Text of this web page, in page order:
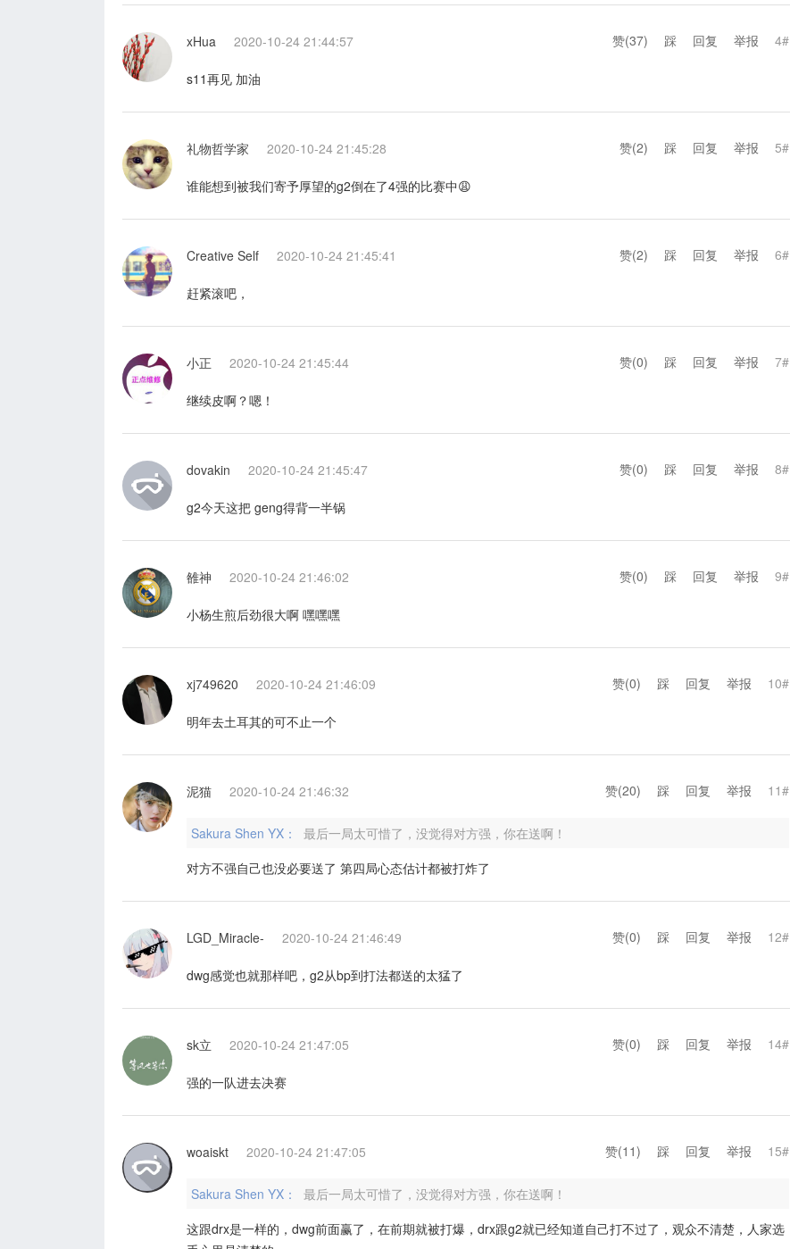
xHua 2020-10-24 21:44:57 赞(37) 踩 回复 举报 4#
s11再见 加油
礼物哲学家 2020-10-24 21:45:28 赞(2) 踩 回复 举报 5#
谁能想到被我们寄予厚望的g2倒在了4强的比赛中😩
Creative Self 2020-10-24 21:45:41 赞(2) 踩 回复 举报 6#
赶紧滚吧，
小正 2020-10-24 21:45:44 赞(0) 踩 回复 举报 7#
继续皮啊？嗯！
dovakin 2020-10-24 21:45:47 赞(0) 踩 回复 举报 8#
g2今天这把 geng得背一半锅
雒神 2020-10-24 21:46:02 赞(0) 踩 回复 举报 9#
小杨生煎后劲很大啊 嘿嘿嘿
xj749620 2020-10-24 21:46:09 赞(0) 踩 回复 举报 10#
明年去土耳其的可不止一个
泥猫 2020-10-24 21:46:32 赞(20) 踩 回复 举报 11#
Sakura Shen YX：
最后一局太可惜了，没觉得对方强，你在送啊！
对方不强自己也没必要送了 第四局心态估计都被打炸了
LGD_Miracle- 2020-10-24 21:46:49 赞(0) 踩 回复 举报 12#
dwg感觉也就那样吧，g2从bp到打法都送的太猛了
sk立 2020-10-24 21:47:05 赞(0) 踩 回复 举报 14#
强的一队进去决赛
woaiskt 2020-10-24 21:47:05 赞(11) 踩 回复 举报 15#
Sakura Shen YX：
最后一局太可惜了，没觉得对方强，你在送啊！
这跟drx是一样的，dwg前面赢了，在前期就被打爆，drx跟g2就已经知道自己打不过了，观众不清楚，人家选